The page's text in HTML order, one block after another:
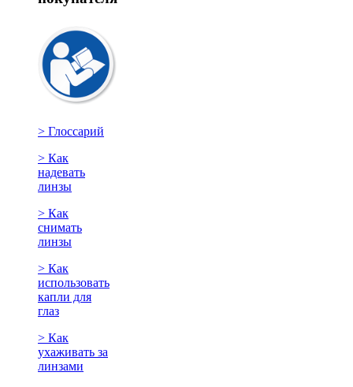
> Глоссарий
> Как
надевать
линзы
> Как
снимать
линзы
> Как
использовать
капли для
глаз
> Как
ухаживать за
линзами